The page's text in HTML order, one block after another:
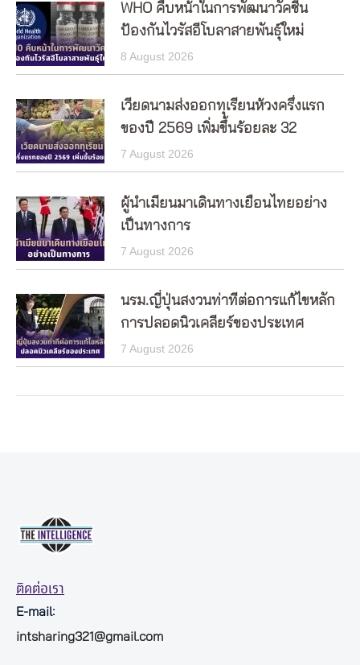
WHO คืบหน้าในการพัฒนาวัคซีน
ป้องกันไวรัสอีโบลาสายพันธุ์ใหม่
8 August 2026
เวียดนามส่งออกทุเรียนห้วงครึ่งแรก
ของปี 2569 เพิ่มขึ้นร้อยละ 32
7 August 2026
ผู้นำเมียนมาเดินทางเยือนไทยอย่าง
เป็นทางการ
7 August 2026
นรม.ญี่ปุ่นสงวนท่าทีต่อการแก้ไขหลัก
การปลอดนิวเคลียร์ของประเทศ
7 August 2026
ติดต่อเรา
E-mail:
intsharing321@gmail.com